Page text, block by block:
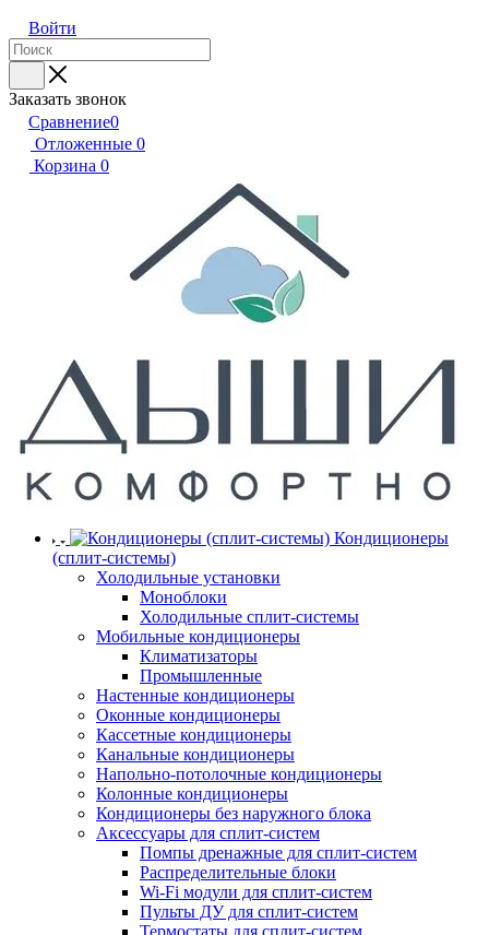
Войти
Заказать звонок
Сравнение0
Отложенные 0
Корзина 0
Кондиционеры
(сплит-системы)
Холодильные установки
Моноблоки
Холодильные сплит-системы
Мобильные кондиционеры
Климатизаторы
Промышленные
Настенные кондиционеры
Оконные кондиционеры
Кассетные кондиционеры
Канальные кондиционеры
Напольно-потолочные кондиционеры
Колонные кондиционеры
Кондиционеры без наружного блока
Аксессуары для сплит-систем
Помпы дренажные для сплит-систем
Распределительные блоки
Wi-Fi модули для сплит-систем
Пульты ДУ для сплит-систем
Термостаты для сплит-систем